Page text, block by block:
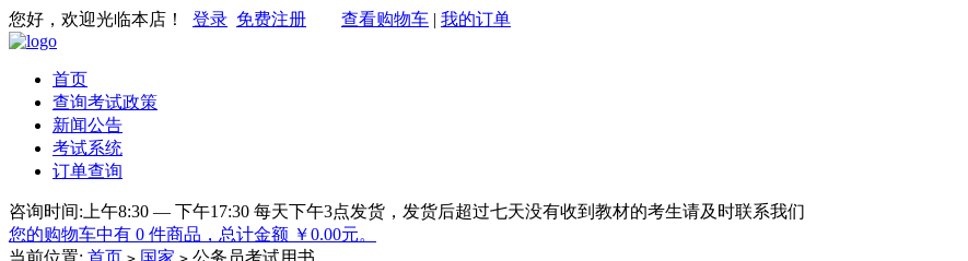
您好，欢迎光临本店！ 登录 免费注册 查看购物车 | 我的订单
首页
查询考试政策
新闻公告
考试系统
订单查询
咨询时间:上午8:30 — 下午17:30 每天下午3点发货，发货后超过七天没有收到教材的考生请及时联系我们
您的购物车中有 0 件商品，总计金额 ￥0.00元。
当前位置: 首页 国家 公务员考试用书